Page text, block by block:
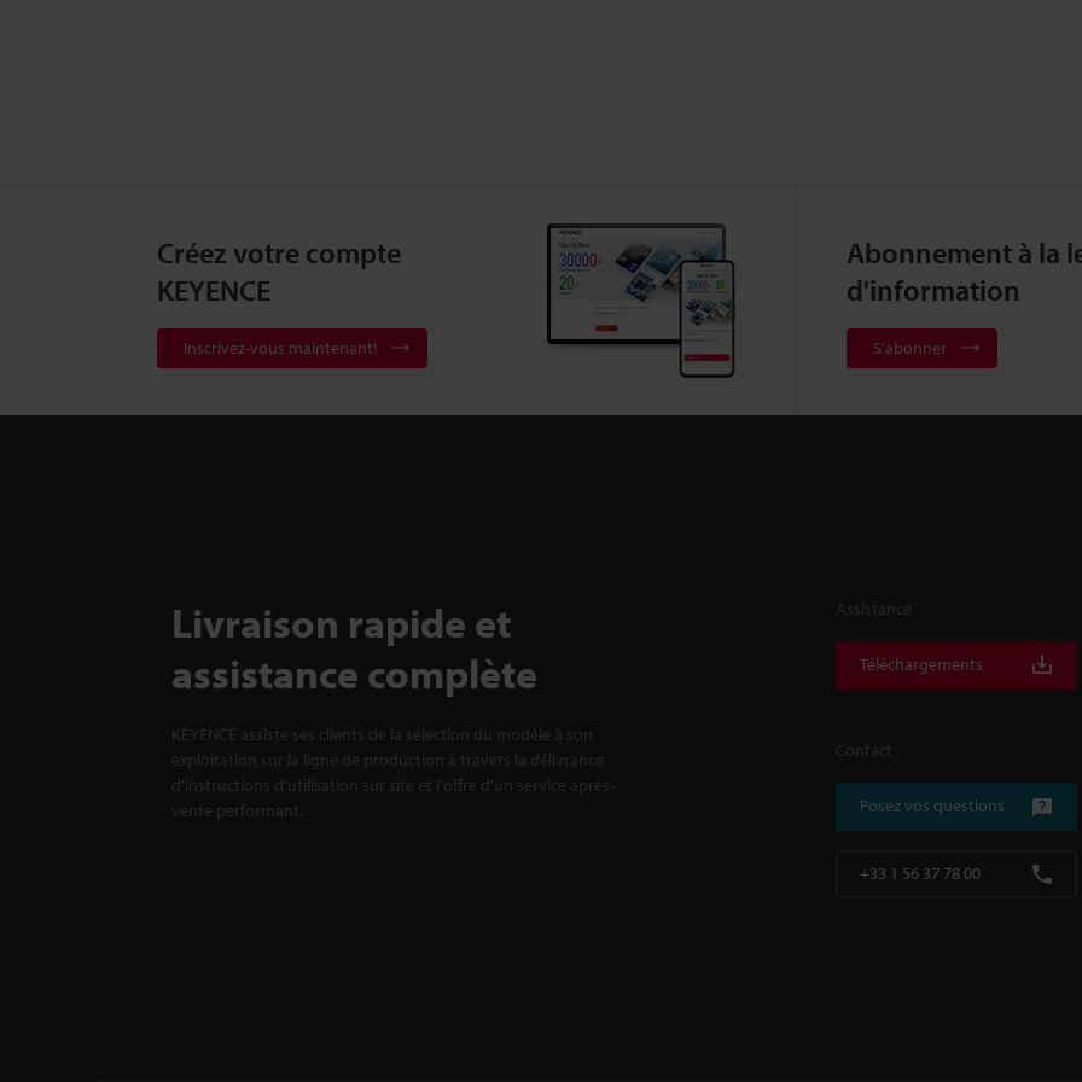
Créez votre compte
KEYENCE
Inscrivez-vous maintenant!
Abonnement à la
d'information
S'abonner
Livraison rapide et
assistance complète
KEYENCE assiste ses clients de la sélection du modèle à son
exploitation sur la ligne de production à travers la délivrance
d'instructions d'utilisation sur site et l'offre d'un service après-
vente performant.
Assistance
Téléchargements
Contact
Posez vos questions
+33 1 56 37 78 00